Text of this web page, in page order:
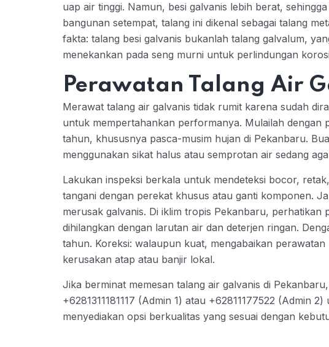
uap air tinggi. Namun, besi galvanis lebih berat,
bangunan setempat, talang ini dikenal sebagai talang
fakta: talang besi galvanis bukanlah talang galvalum,
menekankan pada seng murni untuk perlindungan
Perawatan Talang Air
Merawat talang air galvanis tidak rumit karena sudah
untuk mempertahankan performanya. Mulailah dengan
tahun, khususnya pasca-musim hujan di Pekanbaru.
menggunakan sikat halus atau semprotan air sedang
Lakukan inspeksi berkala untuk mendeteksi bocor,
tangani dengan perekat khusus atau ganti komponen.
merusak galvanis. Di iklim tropis Pekanbaru, perhatikan
dihilangkan dengan larutan air dan deterjen ringan.
tahun. Koreksi: walaupun kuat, mengabaikan
kerusakan atap atau banjir lokal.
Jika berminat memesan talang air galvanis di
+6281311181117 (Admin 1) atau +62811177522 (Admin
menyediakan opsi berkualitas yang sesuai dengan